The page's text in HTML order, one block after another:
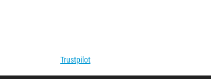
Trustpilot